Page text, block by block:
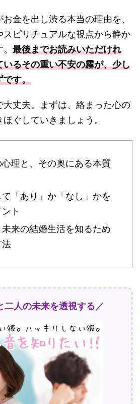
金を出し渋る本当の理由を、
スピリチュアルな視点から静か
最後までお読みいただけれ
るその重い不安の霧が、少し
です。
丈夫。まずは、絡まった心の
ぐしていきましょう。
理と、その奥にある本質
「あり」か「なし」かを
ト
来の結婚生活を知るため
法
二人の未来を透視する／